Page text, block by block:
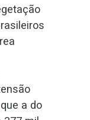
a do